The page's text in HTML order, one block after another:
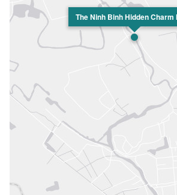
The Ninh Binh Hidden Charm